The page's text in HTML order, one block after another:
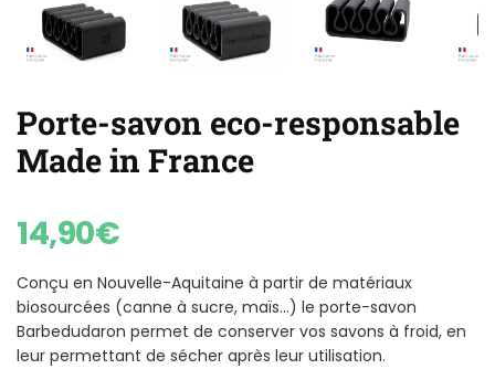
Porte-savon eco-responsable
Made in France
14,90€
Conçu en Nouvelle-Aquitaine à partir de matériaux
biosourcées (canne à sucre, maïs…) le porte-savon
Barbedudaron permet de conserver vos savons à froid, en
leur permettant de sécher après leur utilisation.